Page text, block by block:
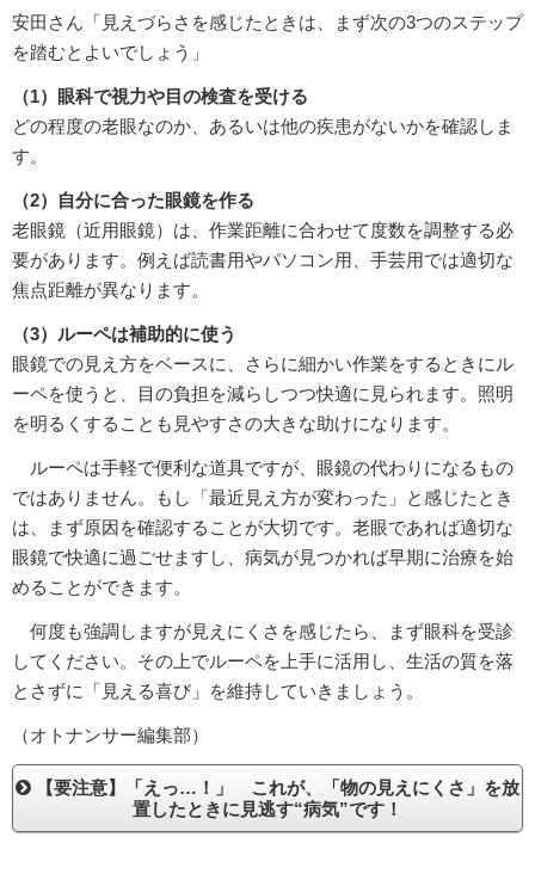
安田さん「見えづらさを感じたときは、まず次の3つのステップ
を踏むとよいでしょう」
（1）眼科で視力や目の検査を受ける
どの程度の老眼なのか、あるいは他の疾患がないかを確認しま
す。
（2）自分に合った眼鏡を作る
老眼鏡（近用眼鏡）は、作業距離に合わせて度数を調整する必
要があります。例えば読書用やパソコン用、手芸用では適切な
焦点距離が異なります。
（3）ルーペは補助的に使う
眼鏡での見え方をベースに、さらに細かい作業をするときにル
ーペを使うと、目の負担を減らしつつ快適に見られます。照明
を明るくすることも見やすさの大きな助けになります。
ルーペは手軽で便利な道具ですが、眼鏡の代わりになるもの
ではありません。もし「最近見え方が変わった」と感じたとき
は、まず原因を確認することが大切です。老眼であれば適切な
眼鏡で快適に過ごせますし、病気が見つかれば早期に治療を始
めることができます。
何度も強調しますが見えにくさを感じたら、まず眼科を受診
してください。その上でルーペを上手に活用し、生活の質を落
とさずに「見える喜び」を維持していきましょう。
（オトナンサー編集部）
【要注意】「えっ…！」 これが、「物の見えにくさ」を放
置したときに見逃す“病気”です！